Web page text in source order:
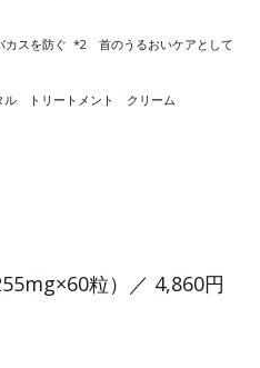
スを防ぐ *2 首のうるおいケアとして
トリートメント クリーム
粒）／ 4,860円